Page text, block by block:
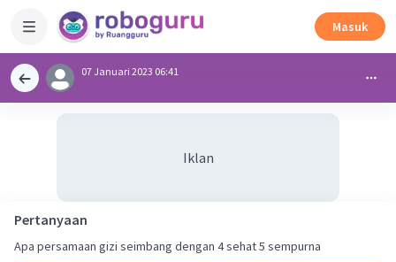
Masuk
07 Januari 2023 06:41
Iklan
Pertanyaan
Apa persamaan gizi seimbang dengan 4 sehat 5 sempurna